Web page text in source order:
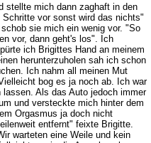
stellte mich dann zaghaft in den
vor sonst wird das nichts"
sie mich ein wenig vor. "So
vor, dann geht's los". Ich
ich Brigittes Hand an meinem
herunterzuholen sah ich schon
Ich nahm all meinen Mut
bog es ja noch ab. Ich war
Als das Auto jedoch immer
und versteckte mich hinter dem
Orgasmus ja doch nicht
entfernt" feixte Brigitte.
warteten eine Weile und kein